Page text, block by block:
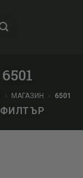
6501
МАГАЗИН 6501
ФИЛТЪР